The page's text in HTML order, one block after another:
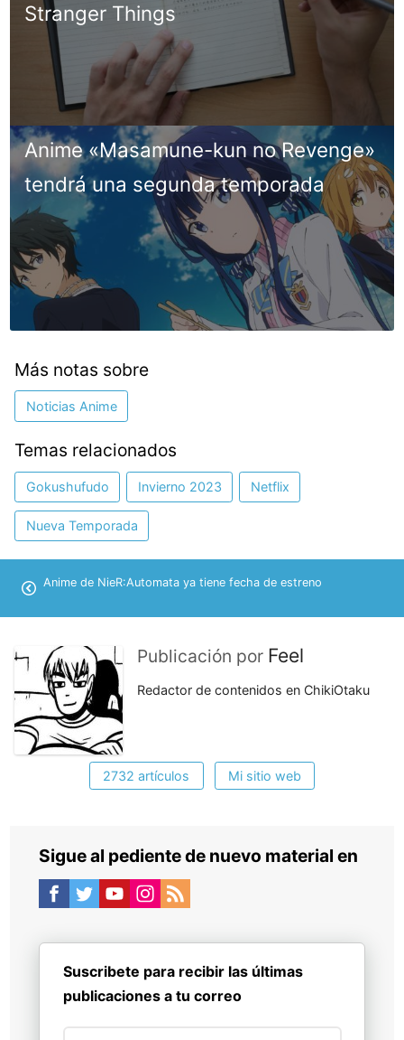
Stranger Things
Anime «Masamune-kun no Revenge»
tendrá una segunda temporada
Más notas sobre
Noticias Anime
Temas relacionados
Gokushufudo Invierno 2023 Netflix
Nueva Temporada
Anime de NieR:Automata ya tiene fecha de estreno
Publicación por Feel
Redactor de contenidos en ChikiOtaku
2732 artículos Mi sitio web
Sigue al pediente de nuevo material en
Suscribete para recibir las últimas
publicaciones a tu correo